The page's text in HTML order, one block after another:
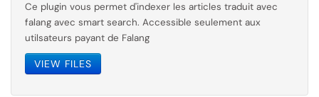
Ce plugin vous permet d'indexer les articles traduit avec
falang avec smart search. Accessible seulement aux
utilsateurs payant de Falang
VIEW FILES